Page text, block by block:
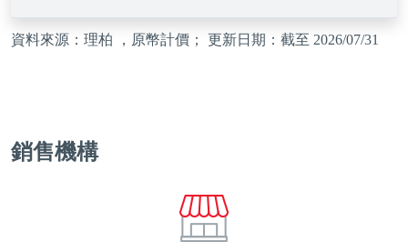
資料來源：理柏 ，原幣計價； 更新日期：截至 2026/07/31
銷售機構